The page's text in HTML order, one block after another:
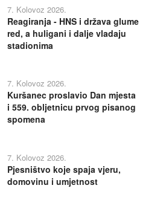
7. Kolovoz 2026.
Reagiranja - HNS i država glume
red, a huligani i dalje vladaju
stadionima
7. Kolovoz 2026.
Kuršanec proslavio Dan mjesta
i 559. obljetnicu prvog pisanog
spomena
7. Kolovoz 2026.
Pjesništvo koje spaja vjeru,
domovinu i umjetnost